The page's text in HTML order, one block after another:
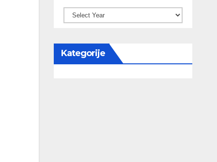
Kategorije